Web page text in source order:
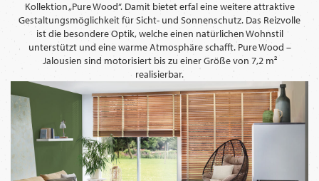
ERFAL APPS
VERBÄNDE & KOOPERATIONSPARTNER
ANFAHRT
KONTAKTDATEN
BAUEN & WOHNEN
PRODUKTRATGEBER
IDEEN, TIPPS & TRENDS
Karriere
Architektenportal
SPRACHE
WECHSELN
DE
Kollektion „Pure Wood“. Damit bietet erfal eine weitere attraktive
Gestaltungsmöglichkeit für Sicht- und Sonnenschutz. Das Reizvolle
ist die besondere Optik, welche einen natürlichen Wohnstil
unterstützt und eine warme Atmosphäre schafft. Pure Wood –
Jalousien sind motorisiert bis zu einer Größe von 7,2 m²
realisierbar.